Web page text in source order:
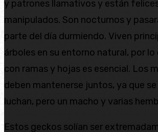
y patrones llamativos y están
manipulados. Son nocturnos y
parte del día durmiendo. Viven
árboles en su entorno natural, por
con ramas y hojas es esencial. Los
deben mantenerse juntos, ya que
luchan, pero un macho y varias
Estos geckos solían ser